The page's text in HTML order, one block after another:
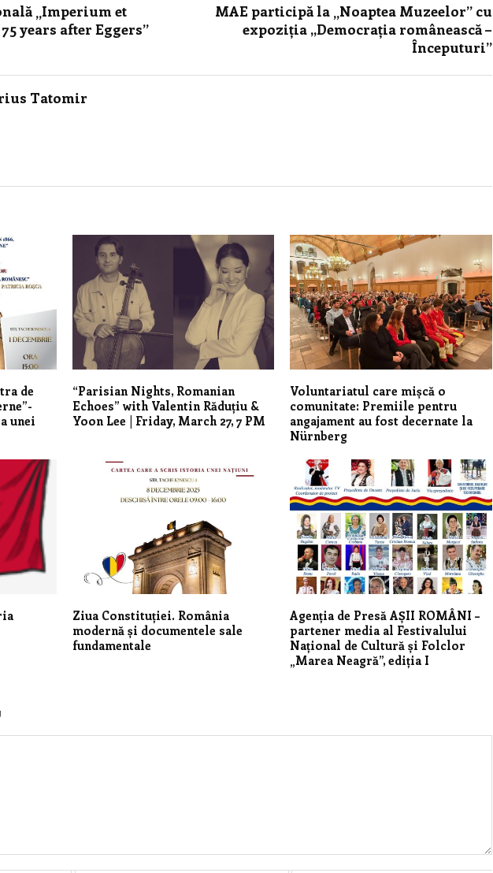
„Imperium et
years after Eggers”
MAE participă la „Noaptea Muzeelor” cu
expoziția ,,Democrația românească –
Începuturi”
Tatomir
de
unei
“Parisian Nights, Romanian
Echoes” with Valentin Răduțiu &
Yoon Lee | Friday, March 27, 7 PM
Voluntariatul care mișcă o
comunitate: Premiile pentru
angajament au fost decernate la
Nürnberg
Ziua Constituției. România
modernă și documentele sale
fundamentale
Agenția de Presă AȘII ROMÂNI –
partener media al Festivalului
Național de Cultură și Folclor
„Marea Neagră”, ediția I